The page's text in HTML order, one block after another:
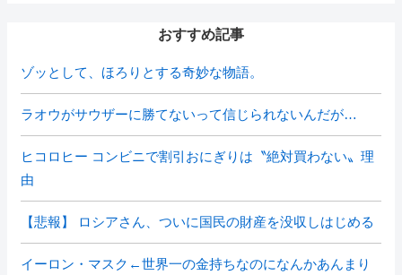
おすすめ記事
ゾッとして、ほろりとする奇妙な物語。
ラオウがサウザーに勝てないって信じられないんだが…
ヒコロヒー コンビニで割引おにぎりは〝絶対買わない〟理
由
【悲報】 ロシアさん、ついに国民の財産を没収しはじめる
イーロン・マスク←世界一の金持ちなのになんかあんまり